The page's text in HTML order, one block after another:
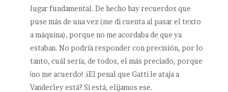
lugar fundamental. De hecho hay recuerdos que
puse más de una vez (me di cuenta al pasar el texto
a máquina), porque no me acordaba de que ya
estaban. No podría responder con precisión, por lo
tanto, cuál sería, de todos, el más preciado, porque
¡no me acuerdo! ¿El penal que Gatti le ataja a
Vanderley está? Si está, elijamos ese.